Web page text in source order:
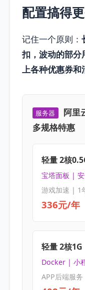
配置搞得
记住一个原则：
扣，波动的部分
上各种优惠券和
服务器
阿里
多规格特惠
轻量 2核
宝塔面板 |
游戏加速 | 1
336元/年
轻量 2核1G
Docker | 小
APP后端服